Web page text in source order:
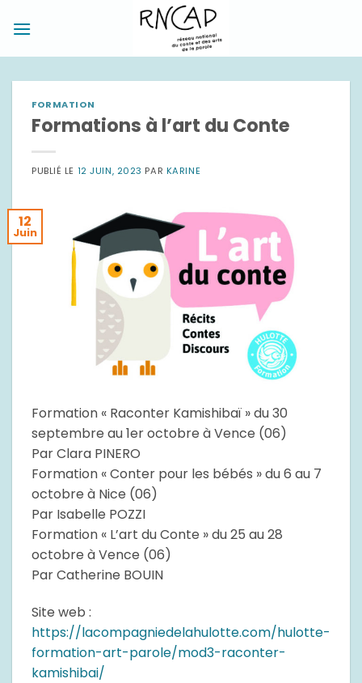
au
FORMATION
Formations à l’art du Conte
PUBLIÉ LE 12 JUIN, 2023 PAR KARINE
12
Juin
Formation « Raconter Kamishibaï » du 30
septembre au 1er octobre à Vence (06)
Par Clara PINERO
Formation « Conter pour les bébés » du 6 au 7
octobre à Nice (06)
Par Isabelle POZZI
Formation « L’art du Conte » du 25 au 28
octobre à Vence (06)
Par Catherine BOUIN
Site web :
https://lacompagniedelahulotte.com/hulotte-
formation-art-parole/mod3-raconter-
kamishibai/